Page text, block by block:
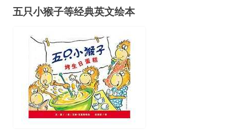
加载
五只小猴子等经典英文绘本